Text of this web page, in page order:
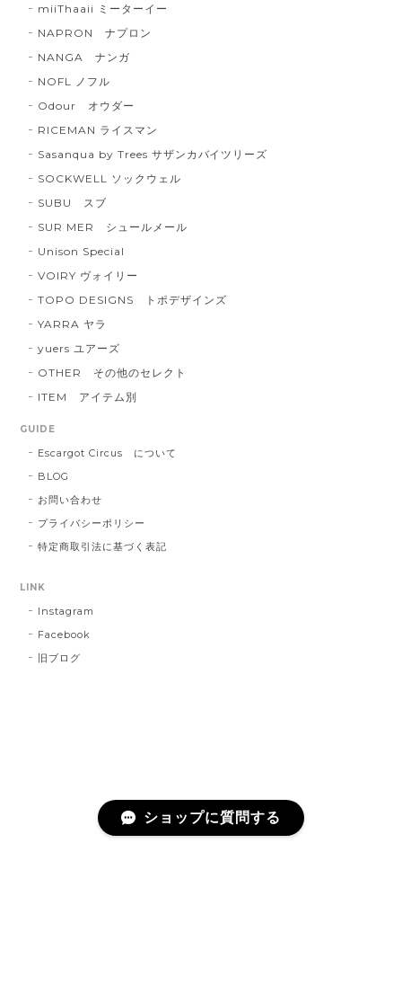
miiThaaii ミーターイー
NAPRON ナプロン
NANGA ナンガ
NOFL ノフル
Odour オウダー
RICEMAN ライスマン
Sasanqua by Trees サザンカバイツリーズ
SOCKWELL ソックウェル
SUBU スブ
SUR MER シュールメール
Unison Special
VOIRY ヴォイリー
TOPO DESIGNS トポデザインズ
YARRA ヤラ
yuers ユアーズ
OTHER その他のセレクト
ITEM アイテム別
GUIDE
Escargot Circus について
BLOG
お問い合わせ
プライバシーポリシー
特定商取引法に基づく表記
LINK
Instagram
Facebook
旧ブログ
ショップに質問する